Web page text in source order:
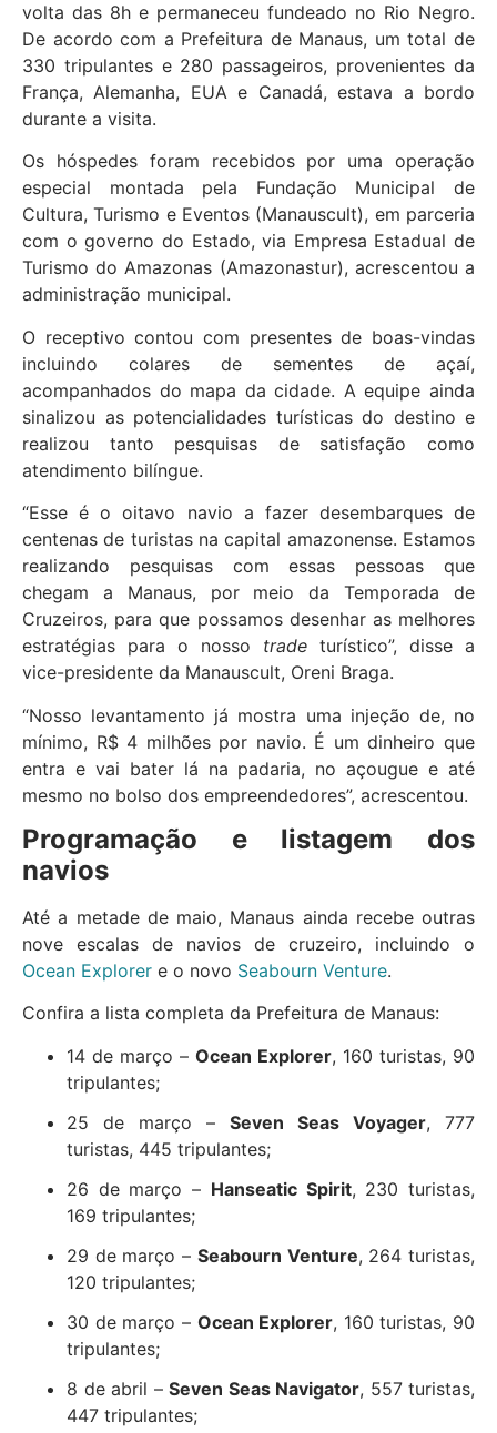
volta das 8h e permaneceu fundeado no Rio Negro.
De acordo com a Prefeitura de Manaus, um total de
330 tripulantes e 280 passageiros, provenientes da
França, Alemanha, EUA e Canadá, estava a bordo
durante a visita.
Os hóspedes foram recebidos por uma operação
especial montada pela Fundação Municipal de
Cultura, Turismo e Eventos (Manauscult), em parceria
com o governo do Estado, via Empresa Estadual de
Turismo do Amazonas (Amazonastur), acrescentou a
administração municipal.
O receptivo contou com presentes de boas-vindas
incluindo colares de sementes de açaí,
acompanhados do mapa da cidade. A equipe ainda
sinalizou as potencialidades turísticas do destino e
realizou tanto pesquisas de satisfação como
atendimento bilíngue.
“Esse é o oitavo navio a fazer desembarques de
centenas de turistas na capital amazonense. Estamos
realizando pesquisas com essas pessoas que
chegam a Manaus, por meio da Temporada de
Cruzeiros, para que possamos desenhar as melhores
estratégias para o nosso trade turístico”, disse a
vice-presidente da Manauscult, Oreni Braga.
“Nosso levantamento já mostra uma injeção de, no
mínimo, R$ 4 milhões por navio. É um dinheiro que
entra e vai bater lá na padaria, no açougue e até
mesmo no bolso dos empreendedores”, acrescentou.
Programação e listagem dos
navios
Até a metade de maio, Manaus ainda recebe outras
nove escalas de navios de cruzeiro, incluindo o
Ocean Explorer e o novo Seabourn Venture.
Confira a lista completa da Prefeitura de Manaus:
14 de março – Ocean Explorer, 160 turistas, 90
tripulantes;
25 de março – Seven Seas Voyager, 777
turistas, 445 tripulantes;
26 de março – Hanseatic Spirit, 230 turistas,
169 tripulantes;
29 de março – Seabourn Venture, 264 turistas,
120 tripulantes;
30 de março – Ocean Explorer, 160 turistas, 90
tripulantes;
8 de abril – Seven Seas Navigator, 557 turistas,
447 tripulantes;